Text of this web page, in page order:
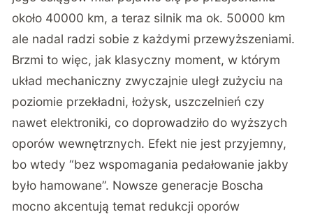
około 40000 km, a teraz silnik ma ok. 50000 km
ale nadal radzi sobie z każdymi przewyższeniami.
Brzmi to więc, jak klasyczny moment, w którym
układ mechaniczny zwyczajnie uległ zużyciu na
poziomie przekładni, łożysk, uszczelnień czy
nawet elektroniki, co doprowadziło do wyższych
oporów wewnętrznych. Efekt nie jest przyjemny,
bo wtedy “bez wspomagania pedałowanie jakby
było hamowane”. Nowsze generacje Boscha
mocno akcentują temat redukcji oporów